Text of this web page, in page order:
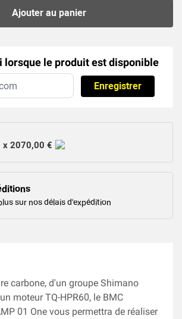
Ajouter au panier
lorsque le produit est disponible
Enregistrer
x 2070,00 €
sur nos délais d'expédition
carbone, d'un groupe Shimano
moteur TQ-HPR60, le BMC
01 One vous permettra de réaliser